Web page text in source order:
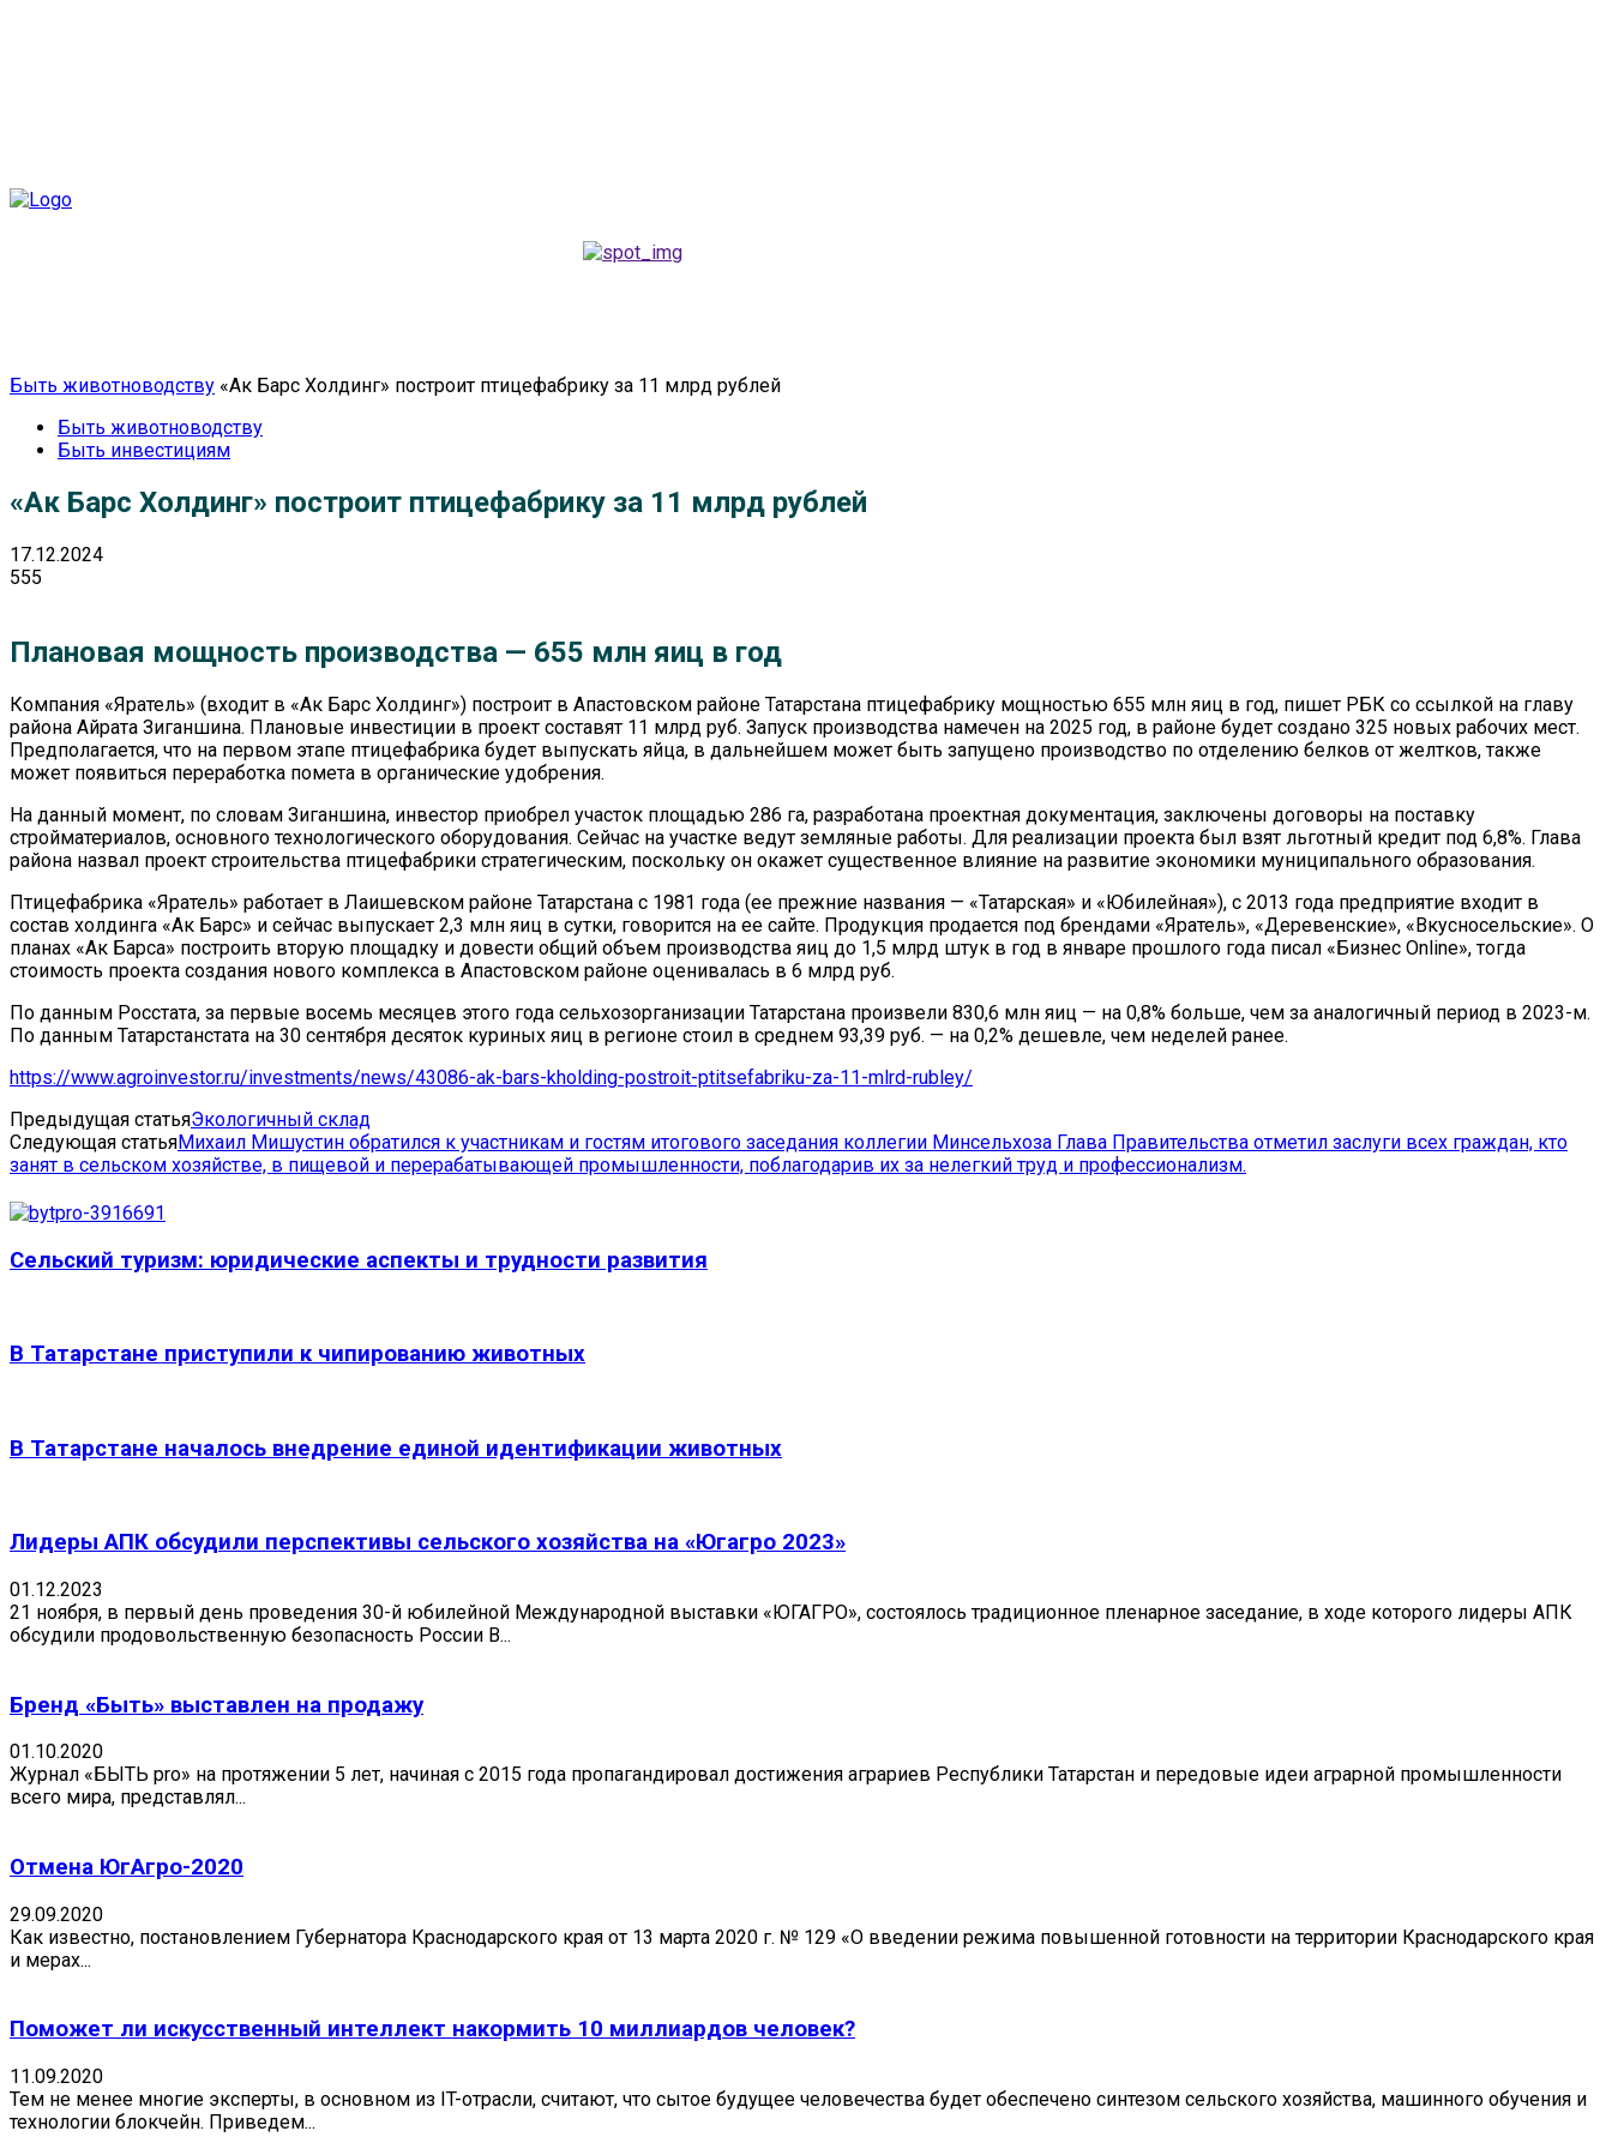
Быть животноводству «Ак Барс Холдинг» построит птицефабрику за 11 млрд рублей
Быть животноводству
Быть инвестициям
«Ак Барс Холдинг» построит птицефабрику за 11 млрд рублей
17.12.2024
555
Плановая мощность производства — 655 млн яиц в год
Компания «Яратель» (входит в «Ак Барс Холдинг») построит в Апастовском районе Татарстана птицефабрику мощностью 655 млн яиц в год, пишет РБК со ссылкой на главу
района Айрата Зиганшина. Плановые инвестиции в проект составят 11 млрд руб. Запуск производства намечен на 2025 год, в районе будет создано 325 новых рабочих мест.
Предполагается, что на первом этапе птицефабрика будет выпускать яйца, в дальнейшем может быть запущено производство по отделению белков от желтков, также
может появиться переработка помета в органические удобрения.
На данный момент, по словам Зиганшина, инвестор приобрел участок площадью 286 га, разработана проектная документация, заключены договоры на поставку
стройматериалов, основного технологического оборудования. Сейчас на участке ведут земляные работы. Для реализации проекта был взят льготный кредит под 6,8%. Глава
района назвал проект строительства птицефабрики стратегическим, поскольку он окажет существенное влияние на развитие экономики муниципального образования.
Птицефабрика «Яратель» работает в Лаишевском районе Татарстана с 1981 года (ее прежние названия — «Татарская» и «Юбилейная»), с 2013 года предприятие входит в
состав холдинга «Ак Барс» и сейчас выпускает 2,3 млн яиц в сутки, говорится на ее сайте. Продукция продается под брендами «Яратель», «Деревенские», «Вкусносельские». О
планах «Ак Барса» построить вторую площадку и довести общий объем производства яиц до 1,5 млрд штук в год в январе прошлого года писал «Бизнес Online», тогда
стоимость проекта создания нового комплекса в Апастовском районе оценивалась в 6 млрд руб.
По данным Росстата, за первые восемь месяцев этого года сельхозорганизации Татарстана произвели 830,6 млн яиц — на 0,8% больше, чем за аналогичный период в 2023-м.
По данным Татарстанстата на 30 сентября десяток куриных яиц в регионе стоил в среднем 93,39 руб. — на 0,2% дешевле, чем неделей ранее.
https://www.agroinvestor.ru/investments/news/43086-ak-bars-kholding-postroit-ptitsefabriku-za-11-mlrd-rubley/
Предыдущая статьяЭкологичный склад
Следующая статьяМихаил Мишустин обратился к участникам и гостям итогового заседания коллегии Минсельхоза Глава Правительства отметил заслуги всех граждан, кто
занят в сельском хозяйстве, в пищевой и перерабатывающей промышленности, поблагодарив их за нелегкий труд и профессионализм.
Сельский туризм: юридические аспекты и трудности развития
В Татарстане приступили к чипированию животных
В Татарстане началось внедрение единой идентификации животных
Лидеры АПК обсудили перспективы сельского хозяйства на «Югагро 2023»
01.12.2023
21 ноября, в первый день проведения 30-й юбилейной Международной выставки «ЮГАГРО», состоялось традиционное пленарное заседание, в ходе которого лидеры АПК
обсудили продовольственную безопасность России В...
Бренд «Быть» выставлен на продажу
01.10.2020
Журнал «БЫТЬ pro» на протяжении 5 лет, начиная с 2015 года пропагандировал достижения аграриев Республики Татарстан и передовые идеи аграрной промышленности
всего мира, представлял...
Отмена ЮгАгро-2020
29.09.2020
Как известно, постановлением Губернатора Краснодарского края от 13 марта 2020 г. № 129 «О введении режима повышенной готовности на территории Краснодарского края
и мерах...
Поможет ли искусственный интеллект накормить 10 миллиардов человек?
11.09.2020
Тем не менее многие эксперты, в основном из IT-отрасли, считают, что сытое будущее человечества будет обеспечено синтезом сельского хозяйства, машинного обучения и
технологии блокчейн. Приведем...